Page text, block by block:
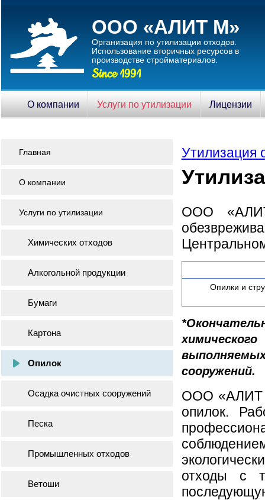
ООО «АЛИТ М»
Организация по утилизации отходов.
Использование вторичныx ресурсов в
производстве стройматериалов.
Since 1991
О компании Услуги по утилизации Лицензии
Утилизация
ООО
Опилки и
сооружений.
ООО «АЛИТ
опилок.
отходы с
Главная
О компании
Услуги по утилизации
Химических отходов
Алкогольной продукции
Бумаги
Картона
Опилок
Осадка очистных сооружений
Песка
Промышленных отходов
Ветоши